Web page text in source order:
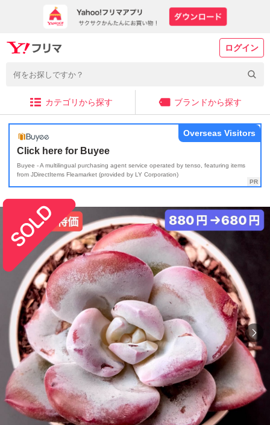
ログイン
カテゴリから探す ブランドから探す
Click here for Buyee
Buyee - A multilingual purchasing agent service operated by tenso, featuring items
from JDirectItems Fleamarket (provided by LY Corporation)
Overseas Visitors